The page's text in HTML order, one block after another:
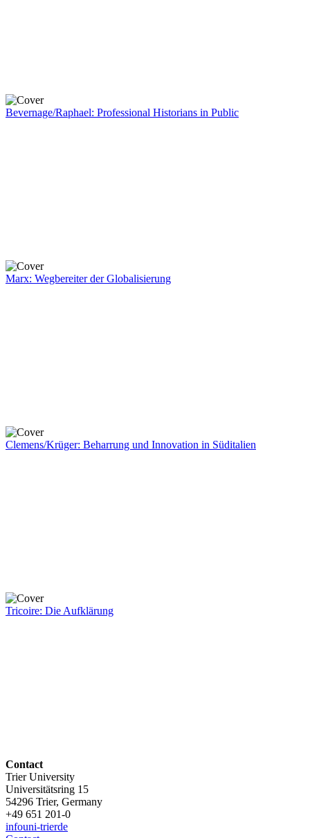
Bevernage/Raphael: Professional Historians in Public
Marx: Wegbereiter der Globalisierung
Clemens/Krüger: Beharrung und Innovation in Süditalien
Tricoire: Die Aufklärung
Contact
Trier University
Universitätsring 15
54296 Trier, Germany
+49 651 201-0
infouni-trierde